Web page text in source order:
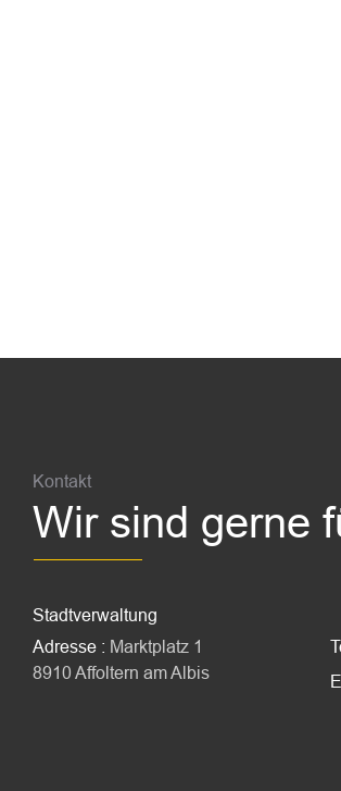
Kontakt
Wir sind gerne
Stadtverwaltung
Adresse : Marktplatz 1
8910 Affoltern am Albis